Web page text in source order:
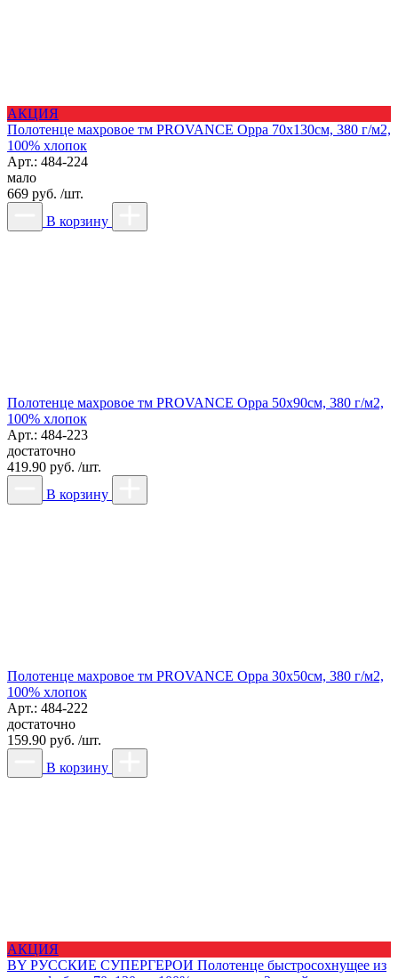
АКЦИЯ
Полотенце махровое тм PROVANCE Орра 70х130см, 380 г/м2,
100% хлопок
Арт.: 484-224
мало
669 руб. /шт.
В корзину
Полотенце махровое тм PROVANCE Орра 50х90см, 380 г/м2,
100% хлопок
Арт.: 484-223
достаточно
419.90 руб. /шт.
В корзину
Полотенце махровое тм PROVANCE Орра 30х50см, 380 г/м2,
100% хлопок
Арт.: 484-222
достаточно
159.90 руб. /шт.
В корзину
АКЦИЯ
BY РУССКИЕ СУПЕРГЕРОИ Полотенце быстросохнущее из